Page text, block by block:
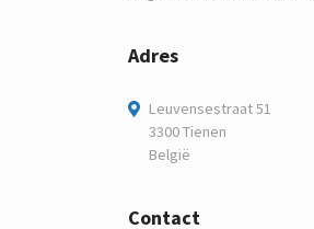
Adres
Leuvensestraat 51
3300 Tienen
België
Contact